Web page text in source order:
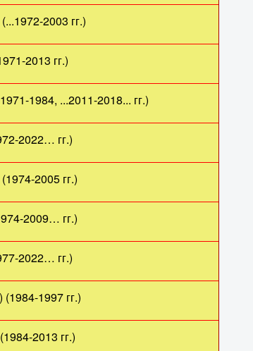
2003 гг.)
2013 гг.)
...2011-2018... гг.)
гг.)
2005 гг.)
2009… гг.)
гг.)
1997 гг.)
2013 гг.)